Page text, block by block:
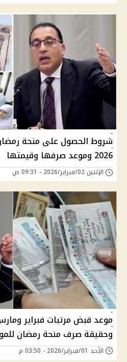
شروط الحصول على منحة
2026 وموعد صرفها وقيمتها
الإثنين 02/فبراير/2026 - 09:31 ص
وحقيقة صرف منحة رمضان
الأحد 01/فبراير/2026 - 03:50 م